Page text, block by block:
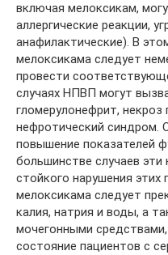
включая мелоксикам,
аллергические реакции,
анафилактические). В
мелоксикама следует
провести
случаях НПВП могут
гломерулонефрит,
нефротический синдром.
повышение показателей
большинстве случаев эти
стойкого нарушения этих
мелоксикама следует
калия, натрия и воды, а
мочегонными
состояние пациентов с